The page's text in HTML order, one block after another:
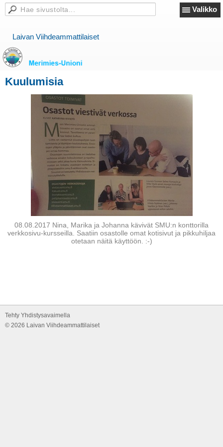
Valikko
Laivan Viihdeammattilaiset
Kuulumisia
08.08.2017 Nina, Marika ja Johanna kävivät SMU:n konttorilla
verkkosivu-kursseilla. Saatiin osastolle omat kotisivut ja pikkuhiljaa
otetaan näitä käyttöön. :-)
Tehty Yhdistysavaimella
© 2026 Laivan Viihdeammattilaiset